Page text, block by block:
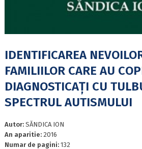
IDENTIFICAREA
FAMILIILOR CARE AU
DIAGNOSTICAŢI CU
SPECTRUL AUTISMULUI
Autor: SĂNDICA ION
An aparitie: 2016
Numar de pagini: 132